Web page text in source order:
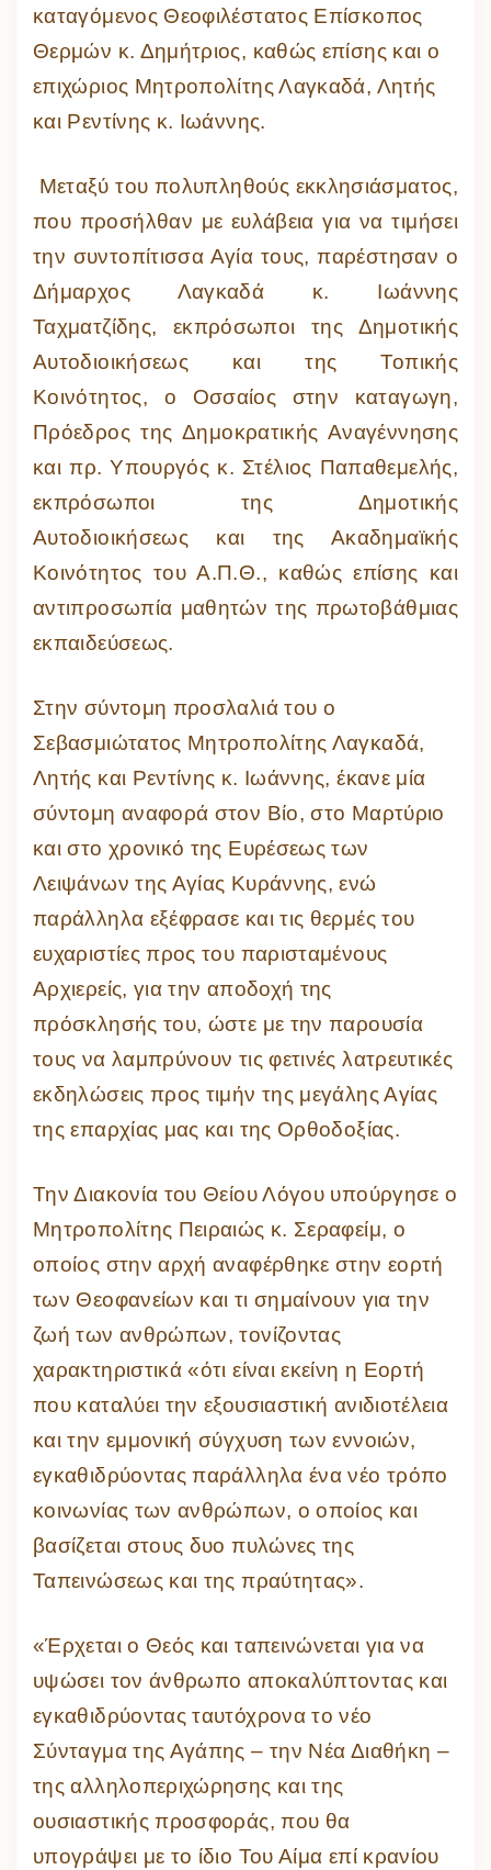
καταγόμενος Θεοφιλέστατος Επίσκοπος
Θερμών κ. Δημήτριος, καθώς επίσης και ο
επιχώριος Μητροπολίτης Λαγκαδά, Λητής
και Ρεντίνης κ. Ιωάννης.
Μεταξύ του πολυπληθούς εκκλησιάσματος,
που προσήλθαν με ευλάβεια για να τιμήσει
την συντοπίτισσα Αγία τους, παρέστησαν ο
Δήμαρχος Λαγκαδά κ. Ιωάννης
Ταχματζίδης, εκπρόσωποι της Δημοτικής
Αυτοδιοικήσεως και της Τοπικής
Κοινότητος, ο Οσσαίος στην καταγωγη,
Πρόεδρος της Δημοκρατικής Αναγέννησης
και πρ. Υπουργός κ. Στέλιος Παπαθεμελής,
εκπρόσωποι της Δημοτικής
Αυτοδιοικήσεως και της Ακαδημαϊκής
Κοινότητος του Α.Π.Θ., καθώς επίσης και
αντιπροσωπία μαθητών της πρωτοβάθμιας
εκπαιδεύσεως.
Στην σύντομη προσλαλιά του ο
Σεβασμιώτατος Μητροπολίτης Λαγκαδά,
Λητής και Ρεντίνης κ. Ιωάννης, έκανε μία
σύντομη αναφορά στον Βίο, στο Μαρτύριο
και στο χρονικό της Ευρέσεως των
Λειψάνων της Αγίας Κυράννης, ενώ
παράλληλα εξέφρασε και τις θερμές του
ευχαριστίες προς του παρισταμένους
Αρχιερείς, για την αποδοχή της
πρόσκλησής του, ώστε με την παρουσία
τους να λαμπρύνουν τις φετινές λατρευτικές
εκδηλώσεις προς τιμήν της μεγάλης Αγίας
της επαρχίας μας και της Ορθοδοξίας.
Την Διακονία του Θείου Λόγου υπούργησε ο
Μητροπολίτης Πειραιώς κ. Σεραφείμ, ο
οποίος στην αρχή αναφέρθηκε στην εορτή
των Θεοφανείων και τι σημαίνουν για την
ζωή των ανθρώπων, τονίζοντας
χαρακτηριστικά «ότι είναι εκείνη η Εορτή
που καταλύει την εξουσιαστική ανιδιοτέλεια
και την εμμονική σύγχυση των εννοιών,
εγκαθιδρύοντας παράλληλα ένα νέο τρόπο
κοινωνίας των ανθρώπων, ο οποίος και
βασίζεται στους δυο πυλώνες της
Ταπεινώσεως και της πραύτητας».
«Έρχεται ο Θεός και ταπεινώνεται για να
υψώσει τον άνθρωπο αποκαλύπτοντας και
εγκαθιδρύοντας ταυτόχρονα το νέο
Σύνταγμα της Αγάπης – την Νέα Διαθήκη –
της αλληλοπεριχώρησης και της
ουσιαστικής προσφοράς, που θα
υπογράψει με το ίδιο Του Αίμα επί κρανίου